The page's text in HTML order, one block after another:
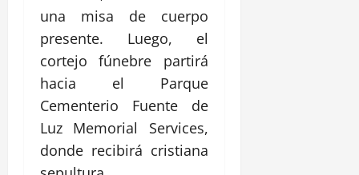
una misa de cuerpo
presente. Luego, el
cortejo fúnebre partirá
hacia el Parque
Cementerio Fuente de
Luz Memorial Services,
donde recibirá cristiana